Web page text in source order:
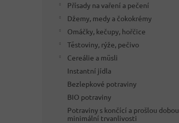
Přísady na vaření a pečení
Džemy, medy a čokokrémy
Omáčky, kečupy, hořčice
Těstoviny, rýže, pečivo
Cereálie a müsli
Instantní jídla
Bezlepkové potraviny
BIO potraviny
Potraviny s končící a prošlou dobou
minimální trvanlivosti